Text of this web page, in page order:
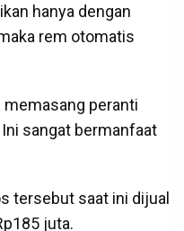
hanya dengan
rem otomatis
memasang peranti
sangat bermanfaat
tersebut saat ini dijual
juta.